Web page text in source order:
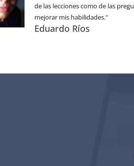
de las lecciones como de las
mejorar mis habilidades."
Eduardo Ríos